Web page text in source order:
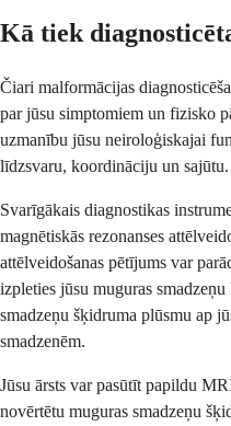
Kā tiek
Čiari malformācijas
par jūsu simptomiem un fizisko
uzmanību jūsu neiroloģiskajai
līdzsvaru, koordināciju un sajūtu.
Svarīgākais diagnostikas
magnētiskās rezonanses
attēlveidošanas pētījums var
izpleties jūsu muguras
smadzeņu šķidruma plūsmu ap
smadzenēm.
Jūsu ārsts var pasūtīt papildu
novērtētu muguras smadzeņu